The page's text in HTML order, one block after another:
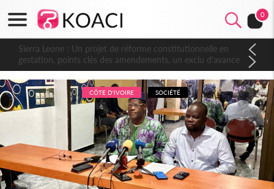
0
Sierra Leone : Un projet de réforme constitutionnelle en
gestation, points clés des amendements, un exclu d'avance
CÔTE D'IVOIRE SOCIÉTÉ